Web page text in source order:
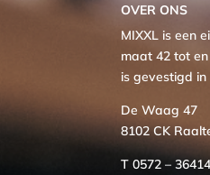
OVER ONS
MIXXL is een
maat 42 tot
is gevestigd
De Waag 47
8102 CK
T 0572 –